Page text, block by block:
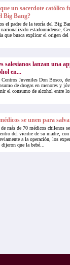
un sacerdote católico
Big Bang?
el padre de la teoría del Big
estadounidense,
que busca explicar el origen
salesianos lanzan una
en...
Centros Juveniles Don Bosco,
de drogas en menores y
el consumo de alcohol entre
se unen para
más de 70 médicos chilenos
del vientre de su madre,
a la operación, los
que la bebé...